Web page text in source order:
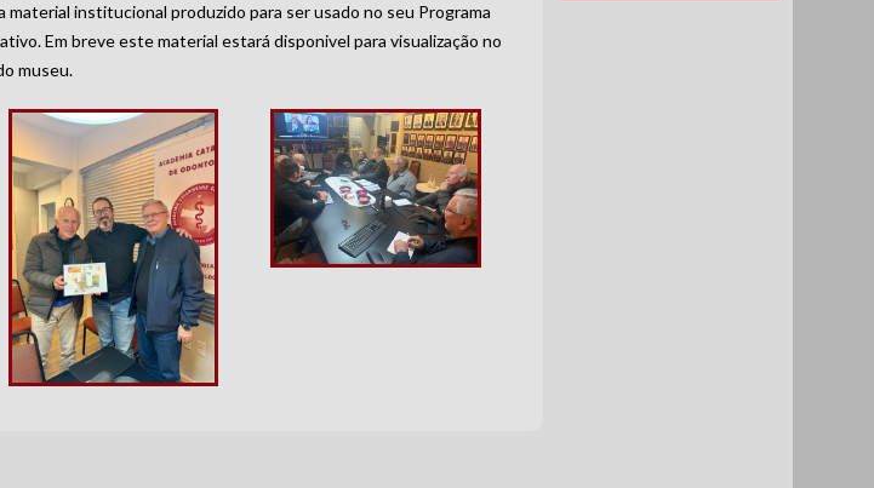
material institucional produzido para ser usado no seu Programa
Em breve este material estará disponivel para visualização no
museu.